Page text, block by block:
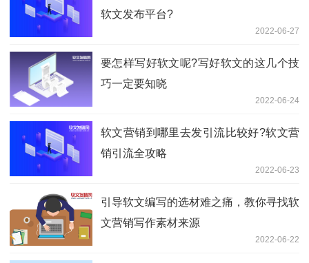
软文发布平台?
2022-06-27
要怎样写好软文呢?写好软文的这几个技
巧一定要知晓
2022-06-24
软文营销到哪里去发引流比较好?软文营
销引流全攻略
2022-06-23
引导软文编写的选材难之痛，教你寻找软
文营销写作素材来源
2022-06-22